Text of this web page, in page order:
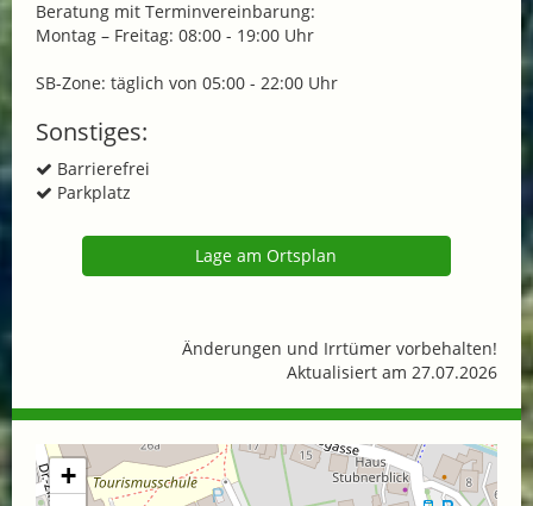
Beratung mit Terminvereinbarung:
Montag – Freitag: 08:00 - 19:00 Uhr
SB-Zone: täglich von 05:00 - 22:00 Uhr
Sonstiges:
Barrierefrei
Parkplatz
Lage am Ortsplan
Änderungen und Irrtümer vorbehalten!
Aktualisiert am 27.07.2026
+